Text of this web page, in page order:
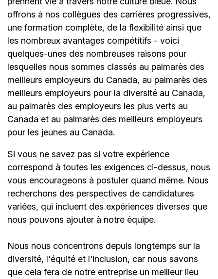
offrons à nos collègues des carrières progressives,
une formation complète, de la flexibilité ainsi que
les nombreux avantages compétitifs - voici
quelques-unes des nombreuses raisons pour
lesquelles nous sommes classés au palmarès des
meilleurs employeurs du Canada, au palmarès des
meilleurs employeurs pour la diversité au Canada,
au palmarès des employeurs les plus verts au
Canada et au palmarès des meilleurs employeurs
pour les jeunes au Canada.
Si vous ne savez pas si votre expérience
correspond à toutes les exigences ci-dessus, nous
vous encourageons à postuler quand même. Nous
recherchons des perspectives de candidatures
variées, qui incluent des expériences diverses que
nous pouvons ajouter à notre équipe.
Nous nous concentrons depuis longtemps sur la
diversité, l'équité et l'inclusion, car nous savons
que cela fera de notre entreprise un meilleur lieu